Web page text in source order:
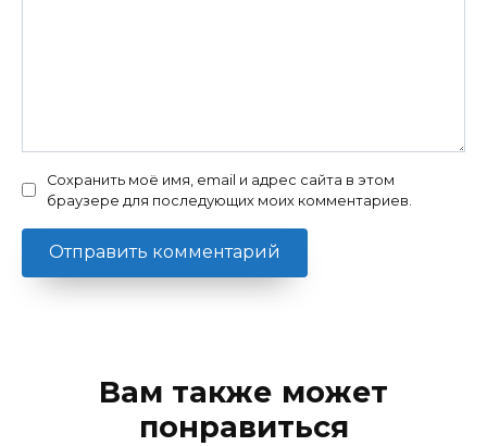
Сохранить моё имя, email и адрес сайта в этом
браузере для последующих моих комментариев.
Вам также может
понравиться